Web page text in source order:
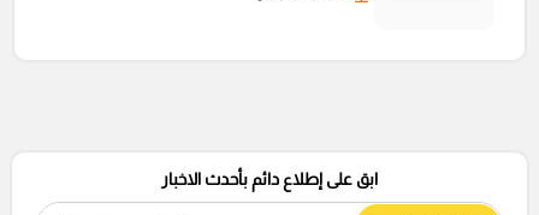
ابق على إطلاع دائم بأحدث الاخبار